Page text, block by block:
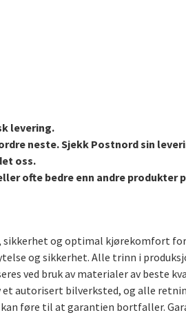
levering.
neste. Sjekk Postnord sin
oss.
ofte bedre enn andre produkter
og optimal kjørekomfort
og sikkerhet. Alle trinn i
ved bruk av materialer av beste
autorisert bilverksted, og alle
føre til at garantien bortfaller.